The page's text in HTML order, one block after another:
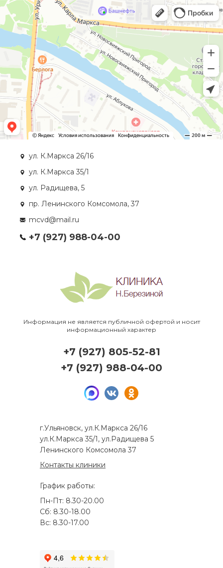
ул. К.Маркса 26/16
ул. К.Маркса 35/1
ул. Радищева, 5
пр. Ленинского Комсомола, 37
mcvd@mail.ru
+7 (927) 988-04-00
Информация не является публичной офертой и носит
информационный характер
г.Ульяновск, ул.К.Маркса 26/16
ул.К.Маркса 35/1, ул.Радищева 5
Ленинского Комсомола 37
Контакты клиники
График работы:
Пн-Пт: 8.30-20.00
Сб: 8.30-18.00
Вс: 8.30-17.00
+7 (927) 805-52-81
+7 (927) 988-04-00